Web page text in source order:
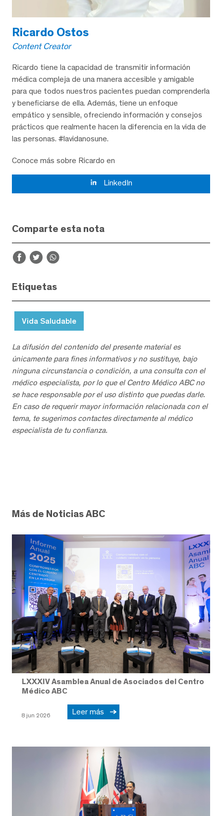
Ricardo Ostos
Content Creator
Ricardo tiene la capacidad de transmitir información
médica compleja de una manera accesible y amigable
para que todos nuestros pacientes puedan comprenderla
y beneficiarse de ella. Además, tiene un enfoque
empático y sensible, ofreciendo información y consejos
prácticos que realmente hacen la diferencia en la vida de
las personas. #lavidanosune.
Conoce más sobre Ricardo en
LinkedIn
Comparte esta nota
Etiquetas
Vida Saludable
La difusión del contenido del presente material es
únicamente para fines informativos y no sustituye, bajo
ninguna circunstancia o condición, a una consulta con el
médico especialista, por lo que el Centro Médico ABC no
se hace responsable por el uso distinto que puedas darle.
En caso de requerir mayor información relacionada con el
tema, te sugerimos contactes directamente al médico
especialista de tu confianza.
Más de Noticias ABC
LXXXIV Asamblea Anual de Asociados del Centro
Médico ABC
8 jun 2026 Leer más